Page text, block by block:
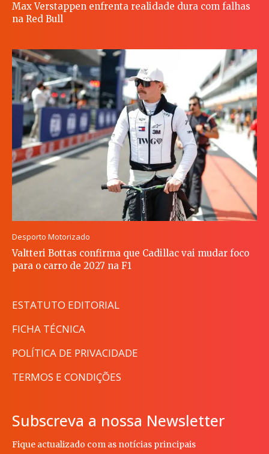
Max Verstappen enfrenta realidade dura com falhas
na Red Bull
Desporto Motorizado
Valtteri Bottas confirma que Cadillac vai mudar foco
para o carro de 2027 na F1
ESTATUTO EDITORIAL
FICHA TÉCNICA
POLÍTICA DE PRIVACIDADE
TERMOS E CONDIÇÕES
Subscreva a nossa Newsletter
Fique actualizado com as notícias principais